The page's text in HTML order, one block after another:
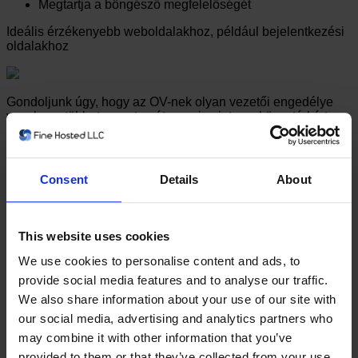
Consent Details About
This website uses cookies
We use cookies to personalise content and ads, to
provide social media features and to analyse our traffic.
We also share information about your use of our site with
our social media, advertising and analytics partners who
may combine it with other information that you’ve
Megtartja a böngésző megfelelőségét
Ideális érzékenyebb weboldalakhoz, például bejelentkezési
oldalakhoz
Gondoljunk úgy, hogy az OV-nek olyan vezetői engedélye
van, hogy többet szeretne átugrani, mint egy könyvtárkártya,
de sokkal megbízhatóbbak, mint az azonosító formája.
Böngészés a Szervezet érvényesítés tanúsítványaiban
amely az SSL tanúsítványok legmagasabb szintű
Általában 1-3 napon belül adják ki
Fenntartja a böngészőt és más iparági megfelelést
Ideális érzékeny weboldalakhoz, beleértve az e-
kereskedelmet, az online banki szolgáltatásokat, a fiókok
bejelentkezését